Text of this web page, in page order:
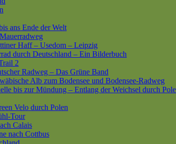
ans Ende der Welt
Haff – Usedom – Leipzig
durch Deutschland – Ein Bilderbuch
2
Radweg – Das Grüne Band
Alb zum Bodensee und Bodensee-Radweg
bis zur Mündung – Entlang der Weichsel durch
Velo durch Polen
Tour
Calais
nach Cottbus